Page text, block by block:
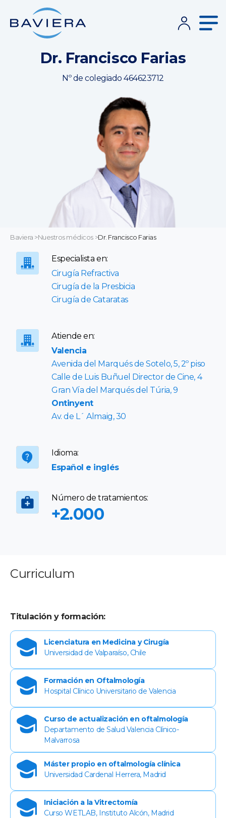
Dr. Francisco Farias
Nº de colegiado 464623712
Baviera >Nuestros médicos >Dr. Francisco Farias
Especialista en:
Cirugía Refractiva
Cirugía de la Presbicia
Cirugía de Cataratas
Atiende en:
Valencia
Avenida del Marqués de Sotelo, 5, 2º piso
Calle de Luis Buñuel Director de Cine, 4
Gran Vía del Marqués del Túria, 9
Ontinyent
Av. de L´ Almaig, 30
Idioma:
Español e inglés
Número de tratamientos:
+2.000
Curriculum
Titulación y formación:
Licenciatura en Medicina y Cirugía
Universidad de Valparaíso, Chile
Formación en Oftalmología
Hospital Clínico Universitario de Valencia
Curso de actualización en oftalmología
Departamento de Salud Valencia Clínico-
Malvarrosa
Máster propio en oftalmología clínica
Universidad Cardenal Herrera, Madrid
Iniciación a la Vitrectomía
Curso WETLAB, Instituto Alcón, Madrid